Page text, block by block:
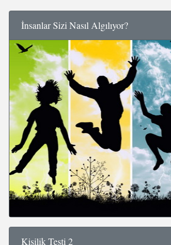
İnsanlar Sizi Nasıl Algılıyor?
Kişilik Testi 2